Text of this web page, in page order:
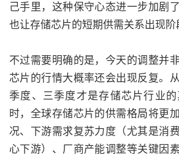
己手里，这种保守心态进一步加剧
也让存储芯片的短期供需关系出现阶
不过需要明确的是，今天的调整并
芯片的行情大概率还会出现反复。
季度、三季度才是存储芯片行业
时，全球存储芯片的供需格局将更
况、下游需求复苏力度（尤其是消
心下游）、厂商产能调整等关键因